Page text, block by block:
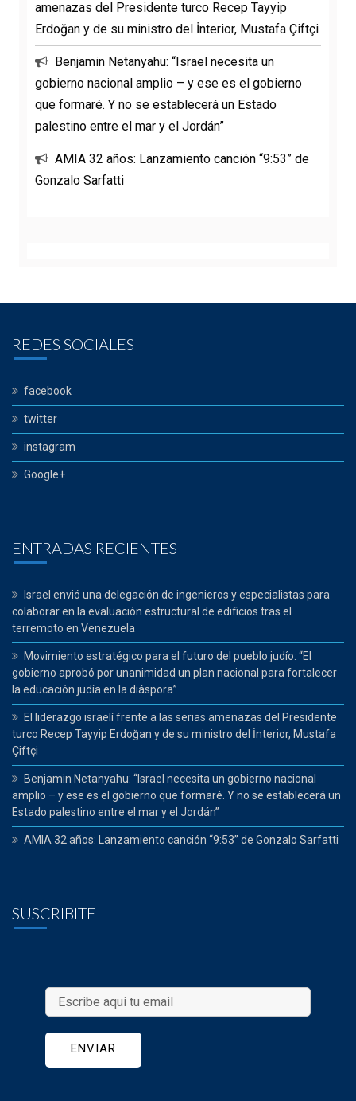
amenazas del Presidente turco Recep Tayyip
Erdoğan y de su ministro del İnterior, Mustafa Çiftçi
Benjamin Netanyahu: “Israel necesita un
gobierno nacional amplio – y ese es el gobierno
que formaré. Y no se establecerá un Estado
palestino entre el mar y el Jordán”
AMIA 32 años: Lanzamiento canción “9:53” de
Gonzalo Sarfatti
REDES SOCIALES
facebook
twitter
instagram
Google+
ENTRADAS RECIENTES
Israel envió una delegación de ingenieros y especialistas para
colaborar en la evaluación estructural de edificios tras el
terremoto en Venezuela
Movimiento estratégico para el futuro del pueblo judío: “El
gobierno aprobó por unanimidad un plan nacional para fortalecer
la educación judía en la diáspora”
El liderazgo israelí frente a las serias amenazas del Presidente
turco Recep Tayyip Erdoğan y de su ministro del İnterior, Mustafa
Çiftçi
Benjamin Netanyahu: “Israel necesita un gobierno nacional
amplio – y ese es el gobierno que formaré. Y no se establecerá un
Estado palestino entre el mar y el Jordán”
AMIA 32 años: Lanzamiento canción “9:53” de Gonzalo Sarfatti
SUSCRIBITE